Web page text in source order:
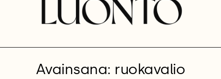
Avainsana: ruokavalio